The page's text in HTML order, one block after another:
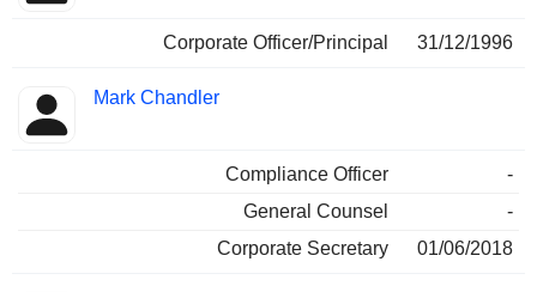
Corporate Officer/Principal 31/12/1996
Mark Chandler
Compliance Officer
-
General Counsel
-
Corporate Secretary
01/06/2018